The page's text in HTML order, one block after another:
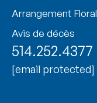
Arrangement Floral
Avis de décès
514.252.4377
[email protected]